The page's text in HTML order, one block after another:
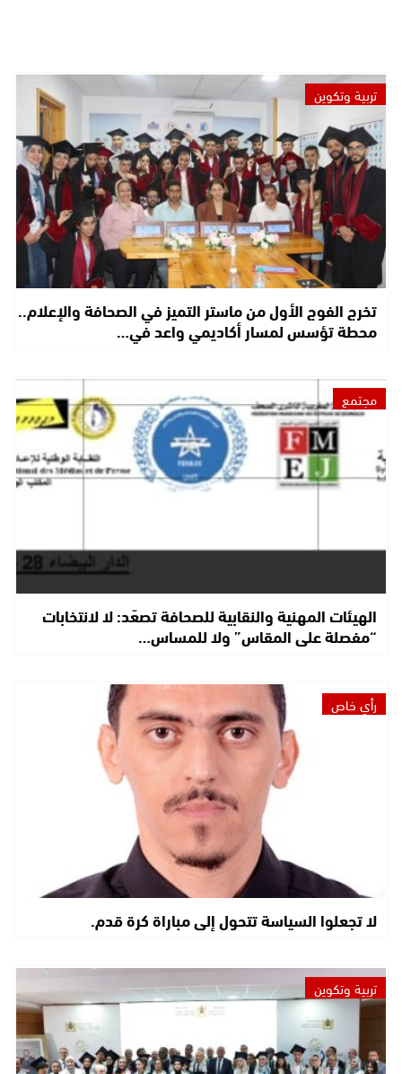
تربية وتكوين
تخرج الفوج الأول من ماستر التميز في الصحافة والإعلام..
محطة تؤسس لمسار أكاديمي واعد في…
مجتمع
الهيئات المهنية والنقابية للصحافة تصعّد: لا لانتخابات
“مفصلة على المقاس” ولا للمساس…
رأي خاص
لا تجعلوا السياسة تتحول إلى مباراة كرة قدم.
تربية وتكوين